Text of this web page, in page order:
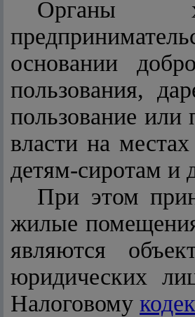
Органы
основании
пользования,
пользование или
власти на
детям-сиротам и
При этом
жилые
являются
юридических
Налоговому